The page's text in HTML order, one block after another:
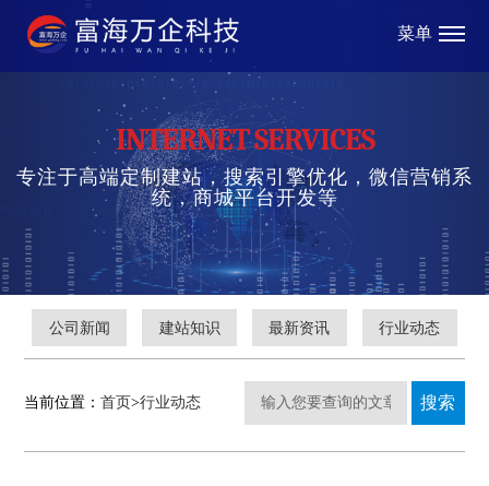
菜单
INTERNET SERVICES
专注于高端定制建站，搜索引擎优化，微信营销系
统，商城平台开发等
公司新闻 建站知识 最新资讯 行业动态
当前位置：首页>行业动态